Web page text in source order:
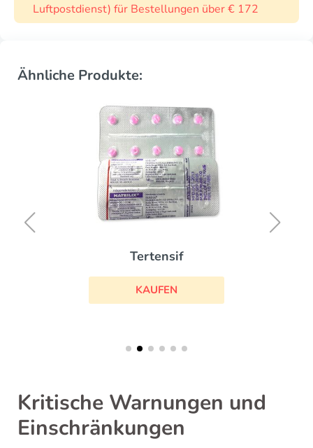
Luftpostdienst) für Bestellungen über € 172
Ähnliche Produkte:
Tertensif
KAUFEN
Kritische Warnungen und
Einschränkungen